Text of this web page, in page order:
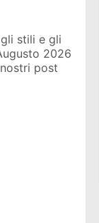
stili e gli
2026
post